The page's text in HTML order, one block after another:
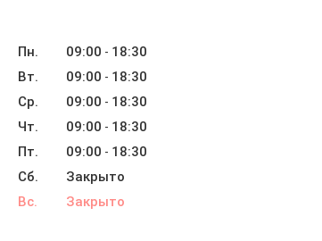
Пн. 09:00 - 18:30
Вт.
09:00 - 18:30
Ср.
09:00 - 18:30
Чт.
09:00 - 18:30
Пт.
09:00 - 18:30
Сб.
Закрыто
Вс.
Закрыто